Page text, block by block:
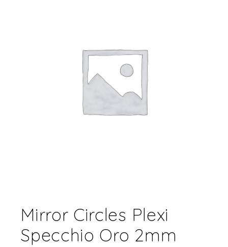
Mirror Circles Plexi
Specchio Oro 2mm